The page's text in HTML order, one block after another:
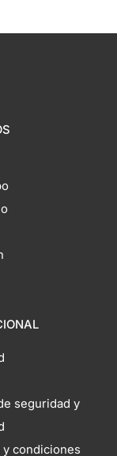
seguridad y
condiciones